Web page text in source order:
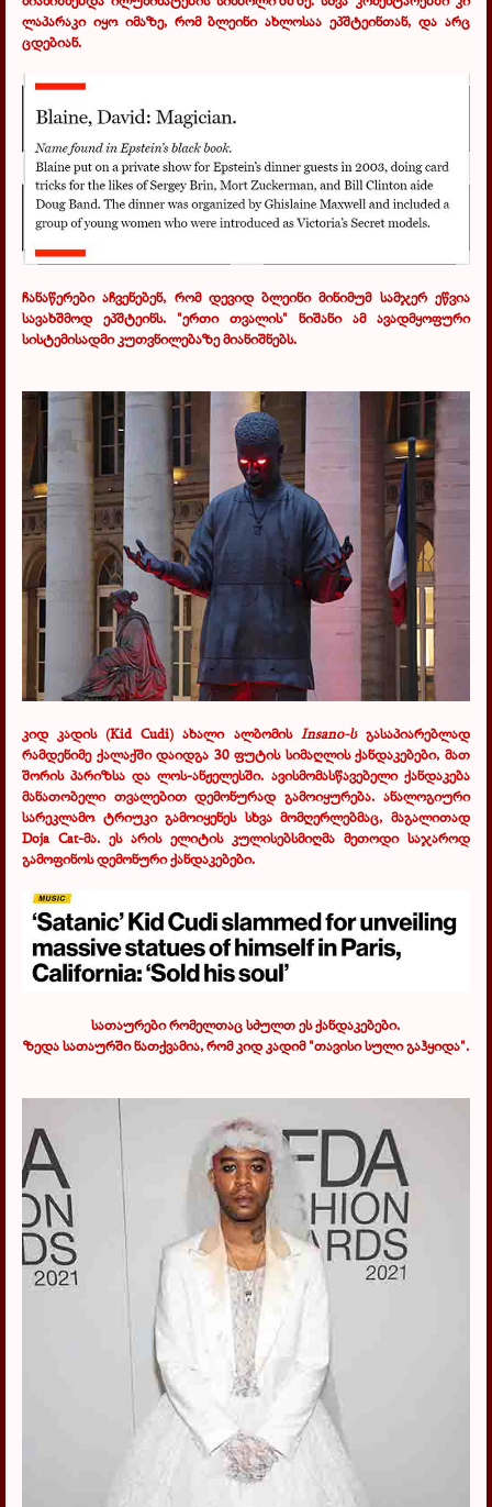
ლაპარაკი იყო იმაზე, რომ ბლეინი ახლოსაა ეპშტეინთან, და არც
ცდებიან.
ჩანაწერები აჩვენებენ, რომ დევიდ ბლეინი მინიმუმ სამჯერ ეწვია
სავახშმოდ ეპშტეინს. "ერთი თვალის" ნიშანი ამ ავადმყოფური
სისტემისადმი კუთვნილებაზე მიანიშნებს.
კიდ კადის (Kid Cudi) ახალი ალბომის Insano-სგასაპიარებლად
რამდენიმე ქალაქში დაიდგა 30 ფუტის სიმაღლის ქანდაკებები, მათ
შორის პარიზსა და ლოს-ანჟელესში. ავისმომასწავებელი ქანდაკება
მანათობელი თვალებით დემონურად გამოიყურება. ანალოგიური
სარეკლამო ტრიუკი გამოიყენეს სხვა მომღერლებმაც, მაგალითად
Doja Cat-მა. ეს არის ელიტის კულისებსმიღმა მეთოდი საჯაროდ
გამოფინოს დემონური ქანდაკებები.
სათაურები რომელთაც სძულთ ეს ქანდაკებები.
ზედა სათაურში ნათქვამია, რომ კიდ კადიმ "თავისი სული გაჰყიდა".